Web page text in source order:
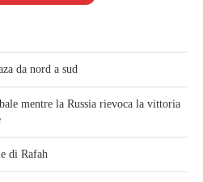
da nord a sud
mentre la Russia rievoca la vittoria
di Rafah